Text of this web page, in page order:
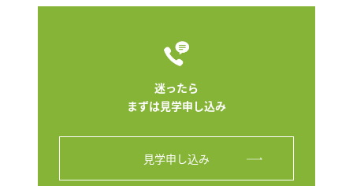
迷ったら
まずは見学申し込み
見学申し込み